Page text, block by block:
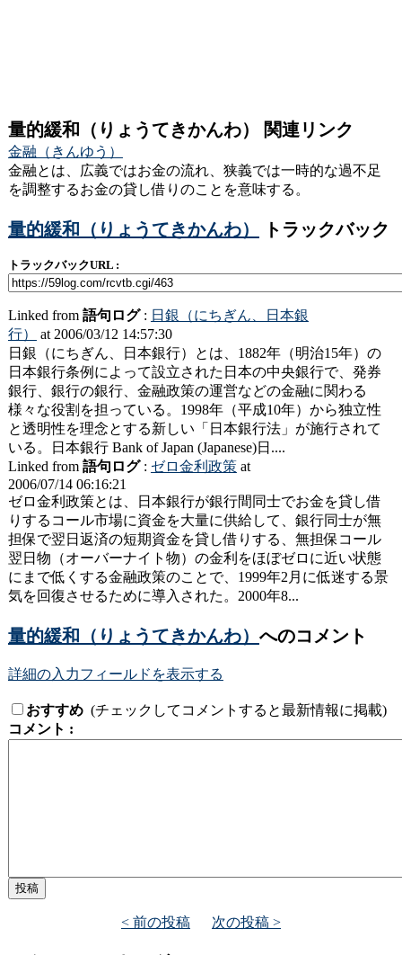
量的緩和（りょうてきかんわ） 関連リンク
金融（きんゆう）
金融とは、広義ではお金の流れ、狭義では一時的な過不足
を調整するお金の貸し借りのことを意味する。
量的緩和（りょうてきかんわ） トラックバック
トラックバックURL :
Linked from 語句ログ: 日銀（にちぎん、日本銀
行）
at 2006/03/12 14:57:30
日銀（にちぎん、日本銀行）とは、1882年（明治15年）の
日本銀行条例によって設立された日本の中央銀行で、発券
銀行、銀行の銀行、金融政策の運営などの金融に関わる
様々な役割を担っている。1998年（平成10年）から独立性
と透明性を理念とする新しい「日本銀行法」が施行されて
いる。日本銀行 Bank of Japan (Japanese)日....
Linked from 語句ログ: ゼロ金利政策at
2006/07/14 06:16:21
ゼロ金利政策とは、日本銀行が銀行間同士でお金を貸し借
りするコール市場に資金を大量に供給して、銀行同士が無
担保で翌日返済の短期資金を貸し借りする、無担保コール
翌日物（オーバーナイト物）の金利をほぼゼロに近い状態
にまで低くする金融政策のことで、1999年2月に低迷する景
気を回復させるために導入された。2000年8...
量的緩和（りょうてきかんわ） へのコメント
詳細の入力フィールドを表示する
おすすめ(チェックしてコメントすると最新情報に掲載)
コメント :
< 前の投稿 次の投稿 >